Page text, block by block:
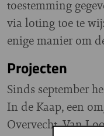
toestemming
via loting toe te
enige manier om
Projecten
Sinds september
In de Kaap, een
Overvecht. Van